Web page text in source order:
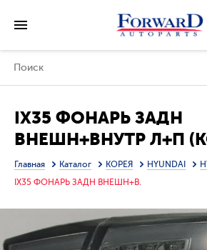
IX35 ФОНАРЬ ЗАДН
ВНЕШН+ВНУТР Л+П
ТЮНИНГ С ДИОД
СВЕТЯЩ.СЕКЦИЯМИ
(SONAR) ВНУТРИ
Главная Каталог КОРЕЯ HYUNDAI
IX35 ФОНАРЬ ЗАДН ВНЕШН+В.